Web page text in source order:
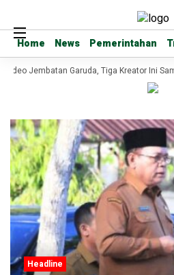
Home News Pemerintahan
Home News Pemerintahan
Jembatan Garuda, Tiga Kreator Ini
Headline